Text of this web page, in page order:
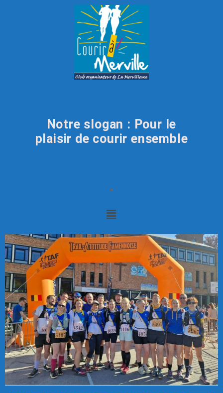
Notre slogan : Pour le
plaisir de courir ensemble